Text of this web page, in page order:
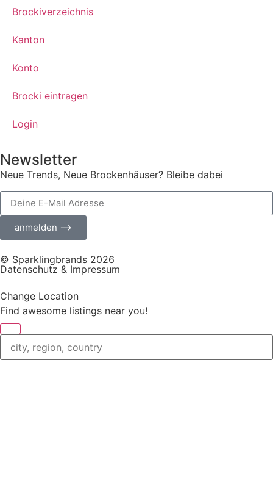
Brockiverzeichnis
Kanton
Konto
Brocki eintragen
Login
Newsletter
Neue Trends, Neue Brockenhäuser? Bleibe dabei
anmelden ⟶
© Sparklingbrands 2026
Datenschutz & Impressum
Change Location
Find awesome listings near you!
Change Location